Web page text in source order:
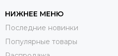
НИЖНЕЕ МЕНЮ
Последние новинки
Популярные товары